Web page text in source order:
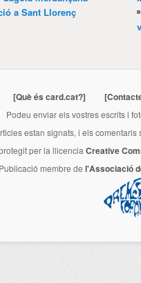
a Sant Llorenç
[Què és card.cat?]
Podeu enviar els vostres escrits i
estan signats, i els
per la llicencia Creative
Publicació membre de l'Associació